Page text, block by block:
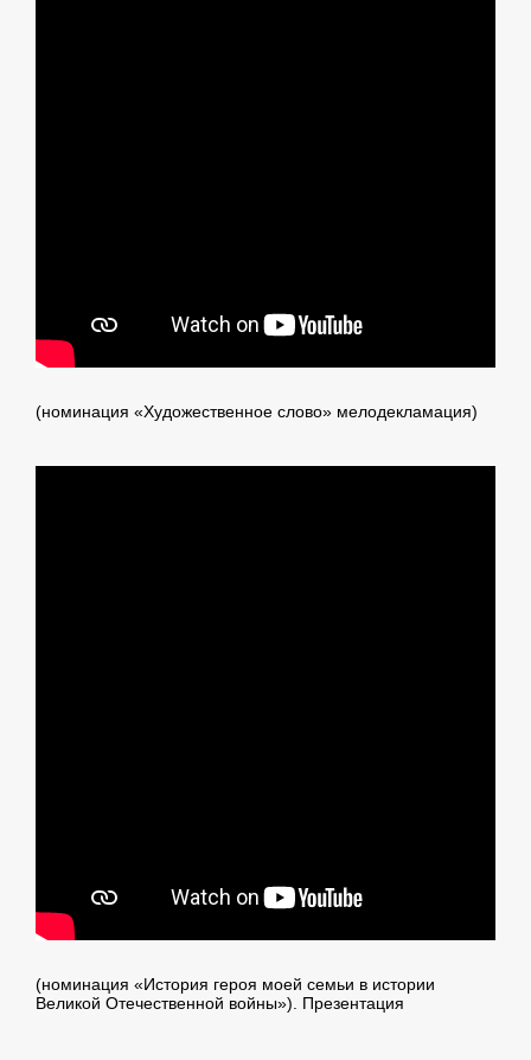
(номинация «Художественное слово» мелодекламация)
(номинация «История героя моей семьи в истории
Великой Отечественной войны»). Презентация